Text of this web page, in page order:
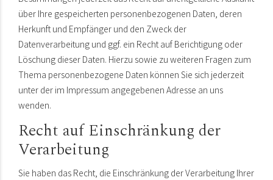
über Ihre gespeicherten personenbezogenen Daten, deren
Herkunft und Empfänger und den Zweck der
Datenverarbeitung und ggf. ein Recht auf Berichtigung oder
Löschung dieser Daten. Hierzu sowie zu weiteren Fragen zum
Thema personenbezogene Daten können Sie sich jederzeit
unter der im Impressum angegebenen Adresse an uns
wenden.
Recht auf Einschränkung der
Verarbeitung
Sie haben das Recht, die Einschränkung der Verarbeitung Ihrer